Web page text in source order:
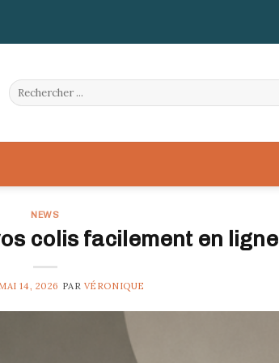
NEWS
colis facilement en ligne
14, 2026 PAR VÉRONIQUE